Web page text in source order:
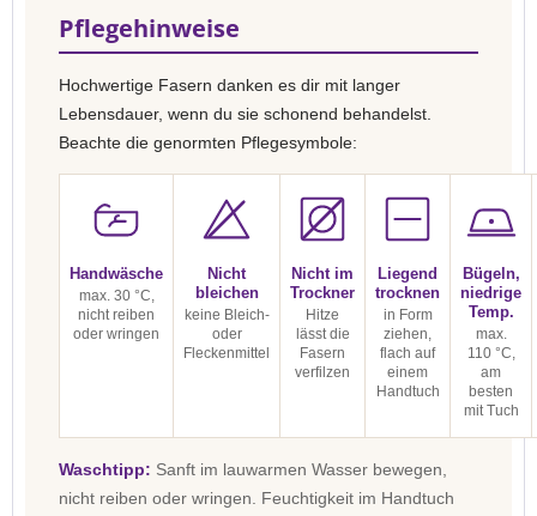
Pflegehinweise
Hochwertige Fasern danken es dir mit langer
Lebensdauer, wenn du sie schonend behandelst.
Beachte die genormten Pflegesymbole:
Handwäsche
max. 30 °C,
nicht reiben
oder wringen
Nicht
bleichen
keine Bleich-
oder
Fleckenmittel
Nicht im
Trockner
Hitze
lässt die
Fasern
verfilzen
Liegend
trocknen
in Form
ziehen,
flach auf
einem
Handtuch
Bügeln,
niedrige
Temp.
max.
110 °C,
am
besten
mit Tuch
Waschtipp: Sanft im lauwarmen Wasser bewegen,
nicht reiben oder wringen. Feuchtigkeit im Handtuch